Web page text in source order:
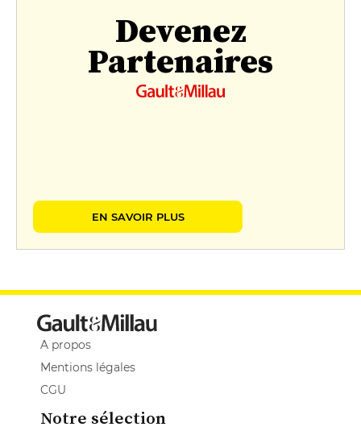
Devenez
Partenaires
EN SAVOIR PLUS
A propos
Mentions légales
CGU
Notre sélection